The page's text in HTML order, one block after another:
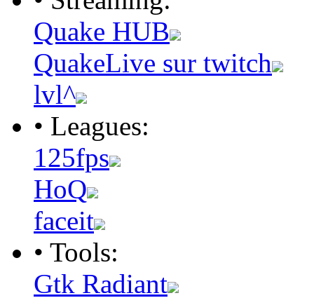
Quake HUB
QuakeLive sur twitch
lvl^
• Leagues:
125fps
HoQ
faceit
• Tools:
Gtk Radiant